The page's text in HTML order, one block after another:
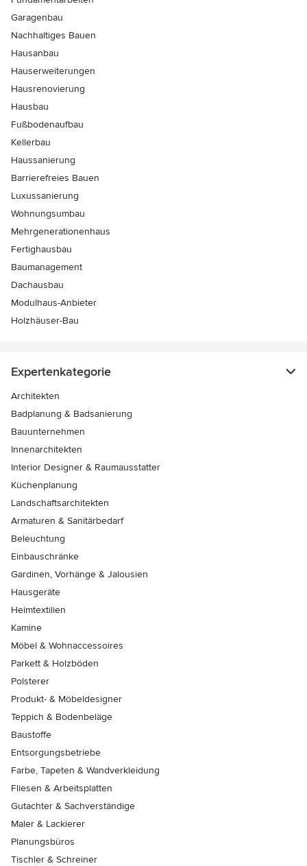
Garagenbau
Nachhaltiges Bauen
Hausanbau
Hauserweiterungen
Hausrenovierung
Hausbau
Fußbodenaufbau
Kellerbau
Haussanierung
Barrierefreies Bauen
Luxussanierung
Wohnungsumbau
Mehrgenerationenhaus
Fertighausbau
Baumanagement
Dachausbau
Modulhaus-Anbieter
Holzhäuser-Bau
Expertenkategorie
Architekten
Badplanung & Badsanierung
Bauunternehmen
Innenarchitekten
Interior Designer & Raumausstatter
Küchenplanung
Landschaftsarchitekten
Armaturen & Sanitärbedarf
Beleuchtung
Einbauschränke
Gardinen, Vorhänge & Jalousien
Hausgeräte
Heimtextilien
Kamine
Möbel & Wohnaccessoires
Parkett & Holzböden
Polsterer
Produkt- & Möbeldesigner
Teppich & Bodenbeläge
Baustoffe
Entsorgungsbetriebe
Farbe, Tapeten & Wandverkleidung
Fliesen & Arbeitsplatten
Gutachter & Sachverständige
Maler & Lackierer
Planungsbüros
Tischler & Schreiner